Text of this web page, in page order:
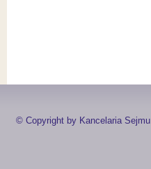
© Copyright by Kancelaria Sejmu